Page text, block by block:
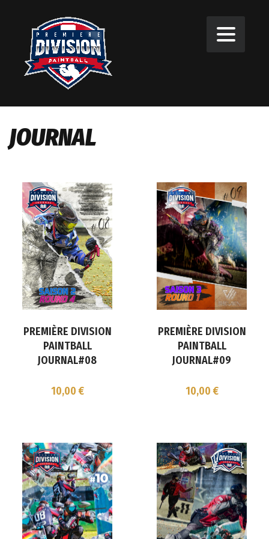
JOURNAL
PREMIÈRE DIVISION
PAINTBALL
JOURNAL#08
10,00€
PREMIÈRE DIVISION
PAINTBALL
JOURNAL#09
10,00€